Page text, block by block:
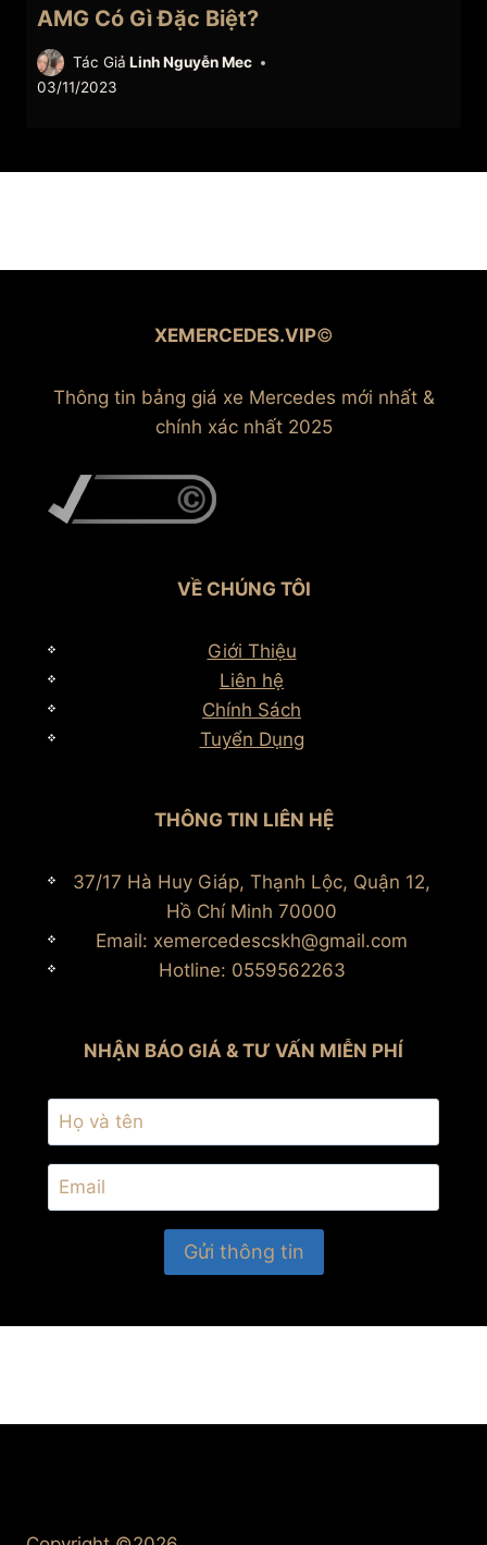
AMG Có Gì Đặc Biệt?
Tác Giả Linh Nguyễn Mec
03/11/2023
XEMERCEDES.VIP©
Thông tin bảng giá xe Mercedes mới nhất &
chính xác nhất 2025
VỀ CHÚNG TÔI
Giới Thiệu
Liên hệ
Chính Sách
Tuyển Dụng
THÔNG TIN LIÊN HỆ
37/17 Hà Huy Giáp, Thạnh Lộc, Quận 12,
Hồ Chí Minh 70000
Email: xemercedescskh@gmail.com
Hotline: 0559562263
NHẬN BÁO GIÁ & TƯ VẤN MIỄN PHÍ